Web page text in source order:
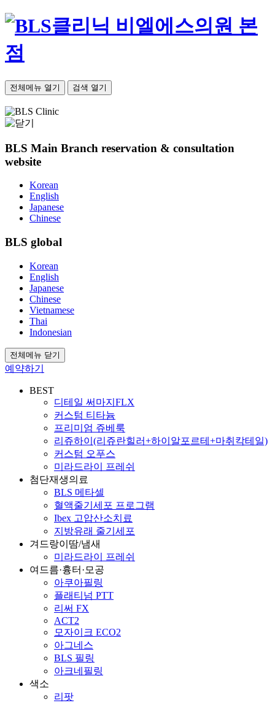
비엘에스의원 본
점
전체메뉴 열기 검색 열기
BLS Main Branch reservation & consultation
website
Korean
English
Japanese
Chinese
BLS global
Korean
English
Japanese
Chinese
Vietnamese
Thai
Indonesian
전체메뉴 닫기
예약하기
BEST
디테일 써마지FLX
커스텀 티타늄
프리미엄 쥬베룩
리쥬하이(리쥬란힐러+하이알포르테+마취칵테일)
커스텀 오푸스
미라드라이 프레쉬
첨단재생의료
BLS 메타셀
혈액줄기세포 프로그램
Ibex 고압산소치료
지방유래 줄기세포
겨드랑이땀/냄새
미라드라이 프레쉬
여드름·흉터·모공
아쿠아필링
플래티넘 PTT
리써 FX
ACT2
모자이크 ECO2
아그네스
BLS 필링
아크네필링
색소
리팟